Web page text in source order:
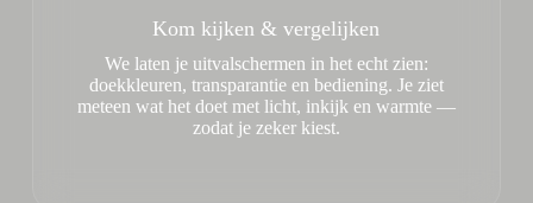
Kom kijken & vergelijken
We laten je uitvalschermen in het echt zien:
doekkleuren, transparantie en bediening. Je ziet
meteen wat het doet met licht, inkijk en warmte —
zodat je zeker kiest.